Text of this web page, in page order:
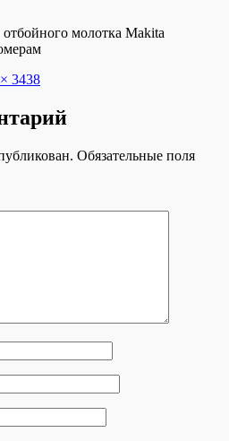
молотка Makita
3438
Обязательные поля